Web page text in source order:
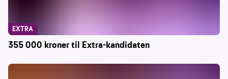
355 000 kroner til Extra-kandidaten
EXTRA